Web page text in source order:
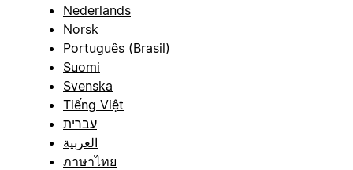
Nederlands
Norsk
Português (Brasil)
Suomi
Svenska
Tiếng Việt
עברית
العربية
ภาษาไทย